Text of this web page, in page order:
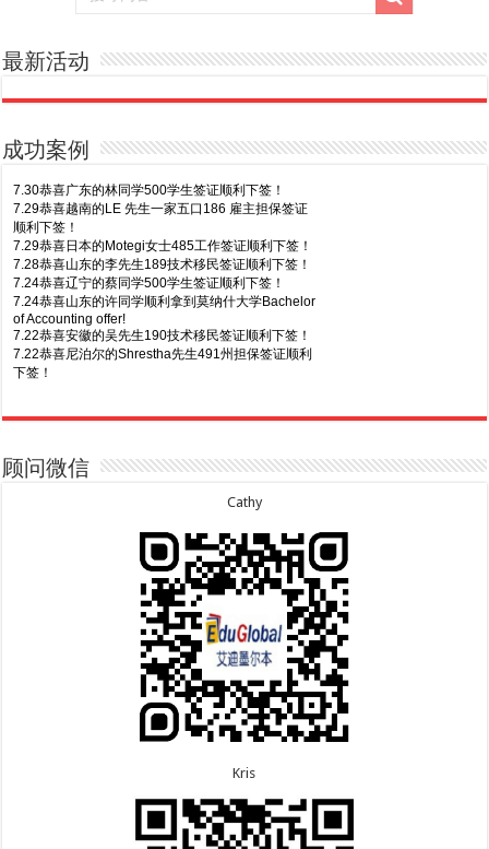
最新活动
成功案例
Business offer！
8.6恭喜江苏的谢先生600旅游签证顺利下签，三年多
8.5恭喜江苏的杨女士190技术移民签证顺利下签！
8.3恭喜黑龙江的刘女士864父母签证顺利下签！
8.3恭喜天津的陈同学和妈妈590+500学生签证顺利
7.30恭喜广东的林同学500学生签证顺利下签！
7.29恭喜越南的LE 先生一家五口186 雇主担保签证
顺利下签！
7.29恭喜日本的Motegi女士485工作签证顺利下签！
7.28恭喜山东的李先生189技术移民签证顺利下签！
7.24恭喜辽宁的蔡同学500学生签证顺利下签！
7.24恭喜山东的许同学顺利拿到莫纳什大学Bachelor
of Accounting offer!
7.22恭喜安徽的吴先生190技术移民签证顺利下签！
7.22恭喜尼泊尔的Shrestha先生491州担保签证顺利
下签！
签！
7.15恭喜江苏的曹同学500学生签证顺利下签！
7.13恭喜广东的邓同学500学生签证顺利下签！
7.9恭喜广东的喻同学500学生签证顺利下签！
7.8恭喜黑龙江的刘女士600旅游签证顺利下签，三年
7.7恭喜北京的王先生和孩子600旅游签证顺利下签，
顾问微信
Cathy
Kris